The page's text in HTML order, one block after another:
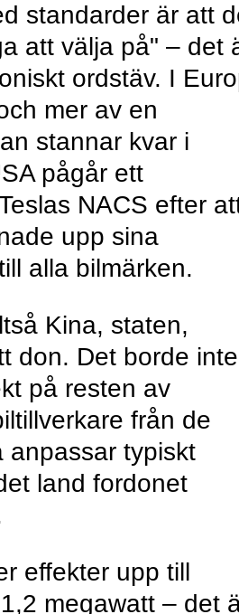
standarder är att
att välja på" – det
ordstäv. I
mer av en
stannar kvar i
pågår ett
NACS efter
upp sina
alla bilmärken.
Kina, staten,
don. Det borde inte
på resten av
från de
anpassar typiskt
land fordonet
effekter upp till
megawatt – det